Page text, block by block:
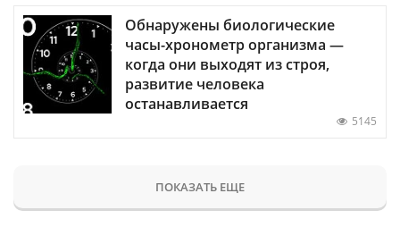
Обнаружены биологические
часы-хронометр организма —
когда они выходят из строя,
развитие человека
останавливается
5145
ПОКАЗАТЬ ЕЩЕ